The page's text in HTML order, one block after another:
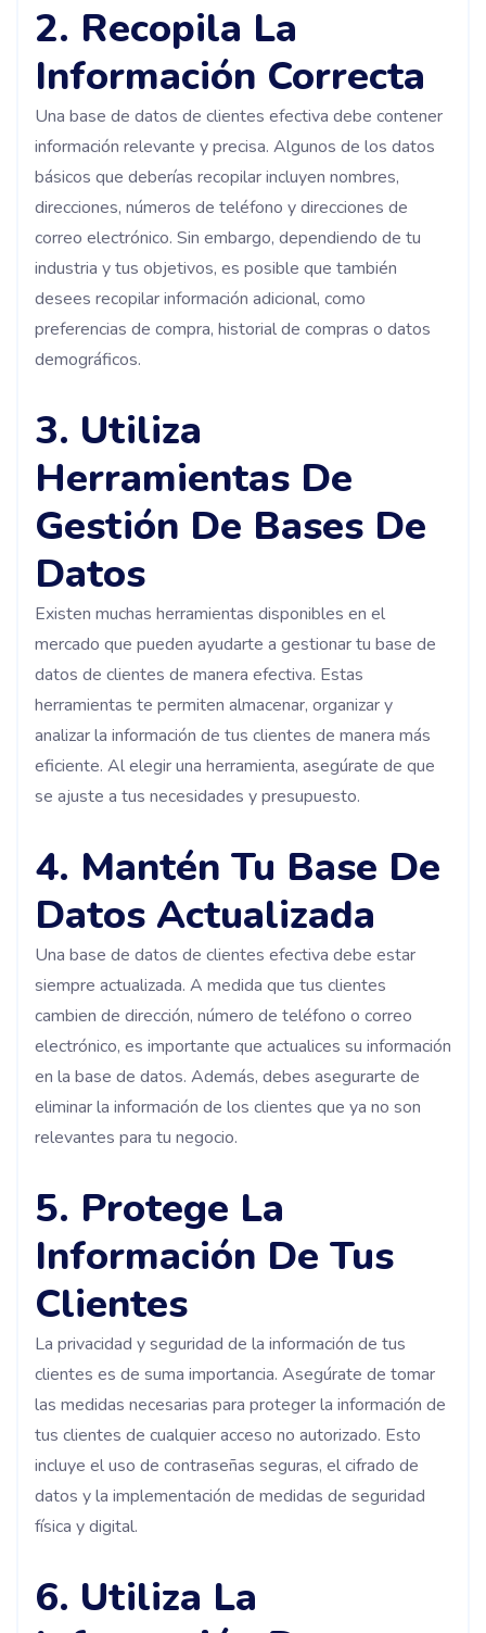
2. Recopila La
Información Correcta
Una base de datos de clientes efectiva debe contener
información relevante y precisa. Algunos de los datos
básicos que deberías recopilar incluyen nombres,
direcciones, números de teléfono y direcciones de
correo electrónico. Sin embargo, dependiendo de tu
industria y tus objetivos, es posible que también
desees recopilar información adicional, como
preferencias de compra, historial de compras o datos
demográficos.
3. Utiliza
Herramientas De
Gestión De Bases De
Datos
Existen muchas herramientas disponibles en el
mercado que pueden ayudarte a gestionar tu base de
datos de clientes de manera efectiva. Estas
herramientas te permiten almacenar, organizar y
analizar la información de tus clientes de manera más
eficiente. Al elegir una herramienta, asegúrate de que
se ajuste a tus necesidades y presupuesto.
4. Mantén Tu Base De
Datos Actualizada
Una base de datos de clientes efectiva debe estar
siempre actualizada. A medida que tus clientes
cambien de dirección, número de teléfono o correo
electrónico, es importante que actualices su información
en la base de datos. Además, debes asegurarte de
eliminar la información de los clientes que ya no son
relevantes para tu negocio.
5. Protege La
Información De Tus
Clientes
La privacidad y seguridad de la información de tus
clientes es de suma importancia. Asegúrate de tomar
las medidas necesarias para proteger la información de
tus clientes de cualquier acceso no autorizado. Esto
incluye el uso de contraseñas seguras, el cifrado de
datos y la implementación de medidas de seguridad
física y digital.
6. Utiliza La